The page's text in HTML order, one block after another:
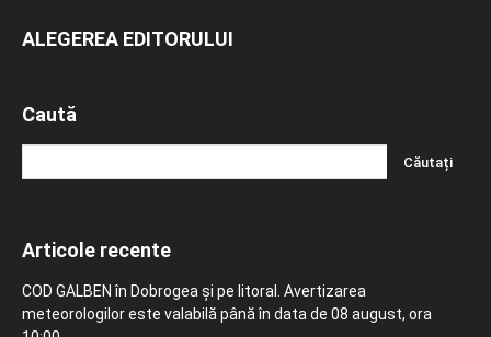
ALEGEREA EDITORULUI
Caută
Articole recente
COD GALBEN în Dobrogea și pe litoral. Avertizarea
meteorologilor este valabilă până în data de 08 august, ora